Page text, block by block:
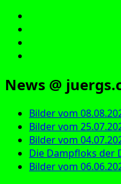
News @
Bilder vom
Bilder vom
Bilder vom
Die Dampfloks der
Bilder vom